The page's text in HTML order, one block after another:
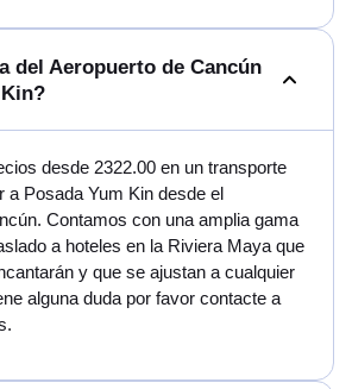
del Aeropuerto de Cancún
desde 2322.00 en un transporte
a Posada Yum Kin desde el
Contamos con una amplia gama
a hoteles en la Riviera Maya que
y que se ajustan a cualquier
alguna duda por favor contacte a